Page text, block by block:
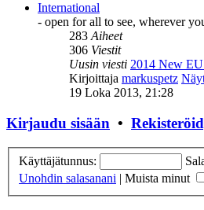
International
- open for all to see, wherever
283Aiheet
306 Viestit
Uusin viesti 2014 New
Kirjoittaja markuspetz
19 Loka 2013, 21:28
Kirjaudu sisään •
Käyttäjätunnus:
Unohdin salasanani | Muista minut